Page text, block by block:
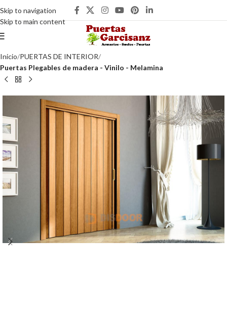
Skip to navigation
Skip to main content
Inicio PUERTAS DE INTERIOR
Puertas Plegables de madera - Vinilo - Melamina